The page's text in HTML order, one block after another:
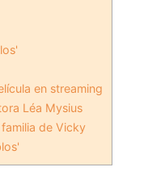
en streaming
Léa Mysius
de Vicky